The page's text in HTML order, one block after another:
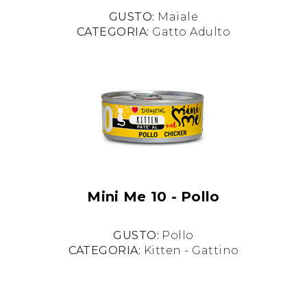
GUSTO: Maiale
CATEGORIA: Gatto Adulto
Mini Me 10 - Pollo
GUSTO: Pollo
CATEGORIA: Kitten - Gattino